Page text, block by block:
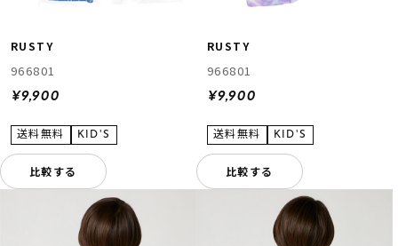
RUSTY
966801
¥9,900
比較する
RUSTY
966801
¥9,900
比較する